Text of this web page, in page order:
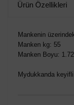
Ürün Özellikleri
Mankenin
Manken kg: 55
Manken Boyu: 1.72
Mydukkanda